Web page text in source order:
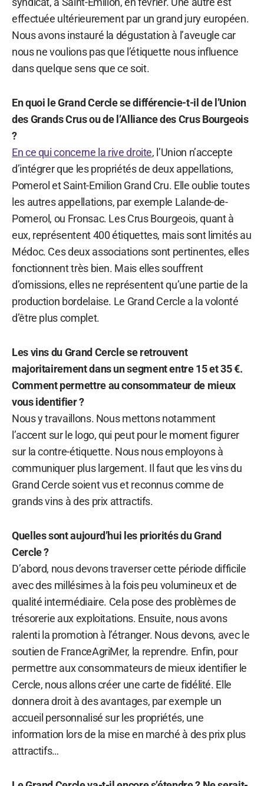
effectuée ultérieurement par un grand jury européen.
Nous avons instauré la dégustation à l’aveugle car
nous ne voulions pas que l’étiquette nous influence
dans quelque sens que ce soit.
En quoi le Grand Cercle se différencie-t-il de l’Union
des Grands Crus ou de l’Alliance des Crus Bourgeois
?
En ce qui concerne la rive droite, l’Union n’accepte
d’intégrer que les propriétés de deux appellations,
Pomerol et Saint-Emilion Grand Cru. Elle oublie toutes
les autres appellations, par exemple Lalande-de-
Pomerol, ou Fronsac. Les Crus Bourgeois, quant à
eux, représentent 400 étiquettes, mais sont limités au
Médoc. Ces deux associations sont pertinentes, elles
fonctionnent très bien. Mais elles souffrent
d’omissions, elles ne représentent qu’une partie de la
production bordelaise. Le Grand Cercle a la volonté
d’être plus complet.
Les vins du Grand Cercle se retrouvent
majoritairement dans un segment entre 15 et 35 €.
Comment permettre au consommateur de mieux
vous identifier ?
Nous y travaillons. Nous mettons notamment
l’accent sur le logo, qui peut pour le moment figurer
sur la contre-étiquette. Nous nous employons à
communiquer plus largement. Il faut que les vins du
Grand Cercle soient vus et reconnus comme de
grands vins à des prix attractifs.
Quelles sont aujourd’hui les priorités du Grand
Cercle ?
D’abord, nous devons traverser cette période difficile
avec des millésimes à la fois peu volumineux et de
qualité intermédiaire. Cela pose des problèmes de
trésorerie aux exploitations. Ensuite, nous avons
ralenti la promotion à l’étranger. Nous devons, avec le
soutien de FranceAgriMer, la reprendre. Enfin, pour
permettre aux consommateurs de mieux identifier le
Cercle, nous allons créer une carte de fidélité. Elle
donnera droit à des avantages, par exemple un
accueil personnalisé sur les propriétés, une
information lors de la mise en marché à des prix plus
attractifs…